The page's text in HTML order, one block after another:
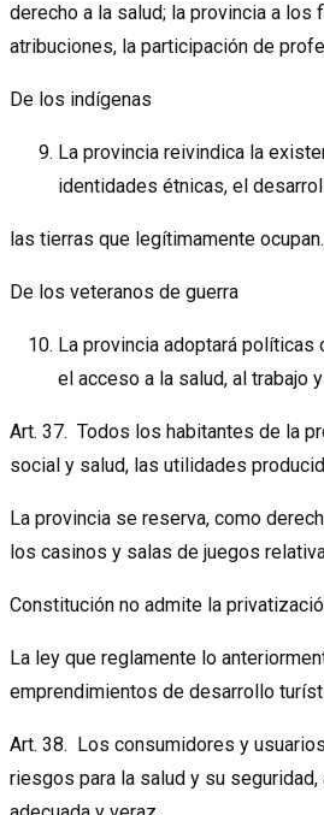
derecho a la salud; la provincia a
atribuciones, la participación de
De los indígenas
La provincia reivindica la
identidades étnicas, el
las tierras que legítimamente ocupan.
De los veteranos de guerra
La provincia adoptará
el acceso a la salud, al trabajo
Art. 37. Todos los habitantes de la
social y salud, las utilidades
La provincia se reserva, como
los casinos y salas de juegos
Constitución no admite la
La ley que reglamente lo
emprendimientos de desarrollo
Art. 38. Los consumidores y
riesgos para la salud y su